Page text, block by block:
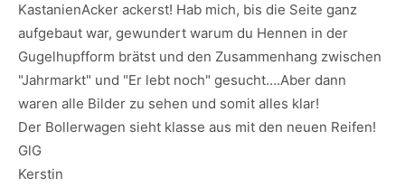
KastanienAcker ackerst! Hab mich, bis die Seite ganz
aufgebaut war, gewundert warum du Hennen in der
Gugelhupfform brätst und den Zusammenhang zwischen
"Jahrmarkt" und "Er lebt noch" gesucht….Aber dann
waren alle Bilder zu sehen und somit alles klar!
Der Bollerwagen sieht klasse aus mit den neuen Reifen!
GlG
Kerstin